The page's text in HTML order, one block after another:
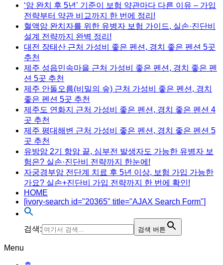
‘암 완치 후 5년’ 기준이 보험 약관마다 다른 이유 – 가입
전략부터 약관 비교까지 한 번에 정리!
혈액암 완치자를 위한 유병자 보험 가이드, 실손·진단비
설계 전략까지 완벽 정리!
대전 장태산 근처 가성비 좋은 펜션, 경치 좋은 펜션 5곳
추천
제주 성읍민속마을 근처 가성비 좋은 펜션, 경치 좋은 펜
션 5곳 추천
제주 안돌오름(비밀의 숲) 근처 가성비 좋은 펜션, 경치
좋은 펜션 5곳 추천
제주도 연화지 근처 가성비 좋은 펜션, 경치 좋은 펜션 4
곳 추천
제주 평대해변 근처 가성비 좋은 펜션, 경치 좋은 펜션 5
곳 추천
유방암 2기 항암 끝, 심부전 발생자도 가능한 유병자 보
험은? 실손·진단비 전략까지 한눈에!
자궁경부암 전단계 치료 후 5년 이상, 보험 가입 가능한
가요? 실손+진단비 가입 전략까지 한 번에 확인!
HOME
[ivory-search id="20365" title="AJAX Search Form"]
검색: 검색 버튼
Menu